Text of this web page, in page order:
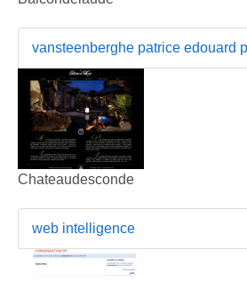
vansteenberghe patrice edouard
Chateaudesconde
web intelligence